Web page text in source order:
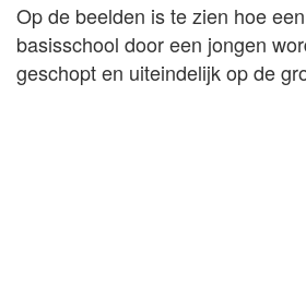
Op de beelden is te zien hoe
basisschool door een jongen
geschopt en uiteindelijk op de